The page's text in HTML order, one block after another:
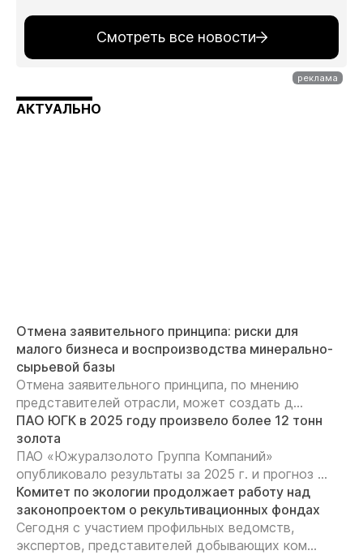
Смотреть все новости
АКТУАЛЬНО
Отмена заявительного принципа: риски для
малого бизнеса и воспроизводства минерально-
сырьевой базы
Отмена заявительного принципа, по мнению
представителей отрасли, может создать д...
ПАО ЮГК в 2025 году произвело более 12 тонн
золота
ПАО «Южуралзолото Группа Компаний»
опубликовало результаты за 2025 г. и прогноз ...
Комитет по экологии продолжает работу над
законопроектом о рекультивационных фондах
Сегодня с участием профильных ведомств,
экспертов, представителей добывающих ком...